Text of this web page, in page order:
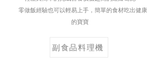
零做飯經驗也可以輕易上手，簡單的食材吃出健康
的寶寶
副食品料理機